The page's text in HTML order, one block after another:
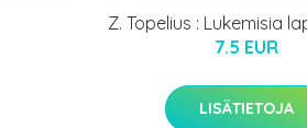
Z. Topelius : Lukemisia
7.5 EUR
LISÄTIETOJA